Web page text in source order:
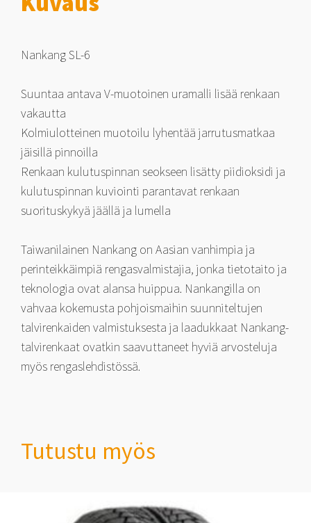
Nankang SL-6
Suuntaa antava V-muotoinen uramalli lisää renkaan
vakautta
Kolmiulotteinen muotoilu lyhentää jarrutusmatkaa
jäisillä pinnoilla
Renkaan kulutuspinnan seokseen lisätty piidioksidi ja
kulutuspinnan kuviointi parantavat renkaan
suorituskykyä jäällä ja lumella
Taiwanilainen Nankang on Aasian vanhimpia ja
perinteikkäimpiä rengasvalmistajia, jonka tietotaito ja
teknologia ovat alansa huippua. Nankangilla on
vahvaa kokemusta pohjoismaihin suunniteltujen
talvirenkaiden valmistuksesta ja laadukkaat Nankang-
talvirenkaat ovatkin saavuttaneet hyviä arvosteluja
myös rengaslehdistössä.
Tutustu myös